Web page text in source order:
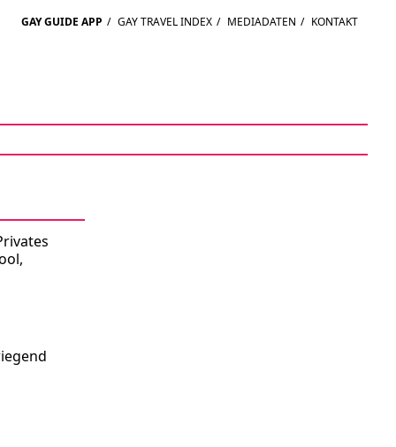
GAY GUIDE APP / GAY TRAVEL INDEX / MEDIADATEN / KONTAKT